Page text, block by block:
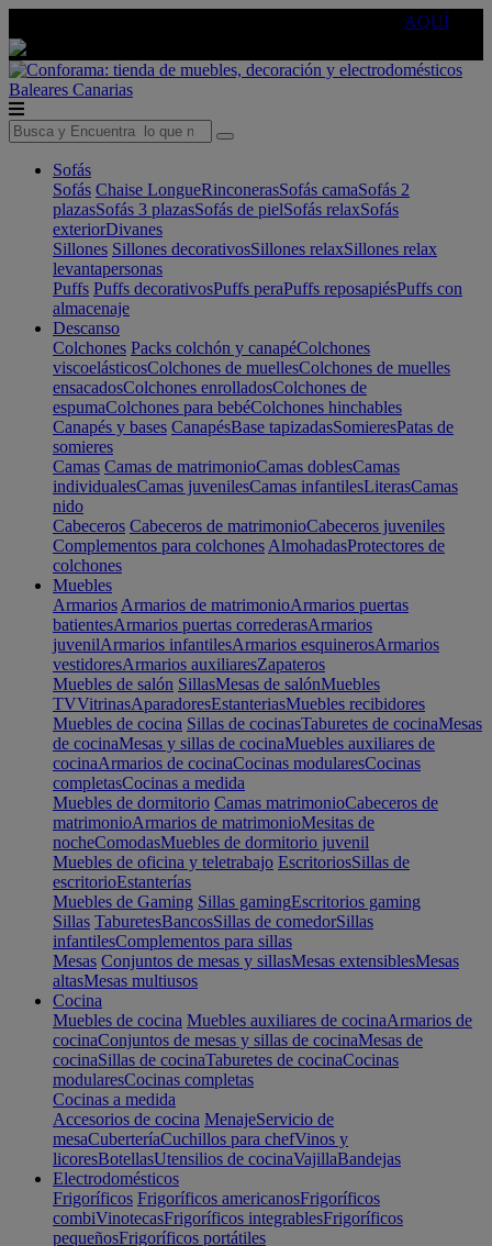
AQUÍ
Baleares Canarias
Sofás
Sofás Chaise LongueRinconerasSofás camaSofás 2
plazasSofás 3 plazasSofás de pielSofás relaxSofás
exteriorDivanes
Sillones Sillones decorativosSillones relaxSillones relax
levantapersonas
Puffs Puffs decorativosPuffs peraPuffs reposapiésPuffs con
almacenaje
Descanso
Colchones Packs colchón y canapéColchones
viscoelásticosColchones de muellesColchones de muelles
ensacadosColchones enrolladosColchones de
espumaColchones para bebéColchones hinchables
Canapés y bases CanapésBase tapizadasSomieresPatas de
somieres
Camas Camas de matrimonioCamas doblesCamas
individualesCamas juvenilesCamas infantilesLiterasCamas
nido
Cabeceros Cabeceros de matrimonioCabeceros juveniles
Complementos para colchones AlmohadasProtectores de
colchones
Muebles
Armarios Armarios de matrimonioArmarios puertas
batientesArmarios puertas correderasArmarios
juvenilArmarios infantilesArmarios esquinerosArmarios
vestidoresArmarios auxiliaresZapateros
Muebles de salón SillasMesas de salónMuebles
TVVitrinasAparadoresEstanteriasMuebles recibidores
Muebles de cocina Sillas de cocinasTaburetes de cocinaMesas
de cocinaMesas y sillas de cocinaMuebles auxiliares de
cocinaArmarios de cocinaCocinas modularesCocinas
completasCocinas a medida
Muebles de dormitorio Camas matrimonioCabeceros de
matrimonioArmarios de matrimonioMesitas de
nocheComodasMuebles de dormitorio juvenil
Muebles de oficina y teletrabajo EscritoriosSillas de
escritorioEstanterías
Muebles de Gaming Sillas gamingEscritorios gaming
Sillas TaburetesBancosSillas de comedorSillas
infantilesComplementos para sillas
Mesas Conjuntos de mesas y sillasMesas extensiblesMesas
altasMesas multiusos
Cocina
Muebles de cocina Muebles auxiliares de cocinaArmarios de
cocinaConjuntos de mesas y sillas de cocinaMesas de
cocinaSillas de cocinaTaburetes de cocinaCocinas
modularesCocinas completas
Cocinas a medida
Accesorios de cocina MenajeServicio de
mesaCuberteríaCuchillos para chefVinos y
licoresBotellasUtensilios de cocinaVajillaBandejas
Electrodomésticos
Frigoríficos Frigoríficos americanosFrigoríficos
combiVinotecasFrigoríficos integrablesFrigoríficos
pequeñosFrigoríficos portátiles